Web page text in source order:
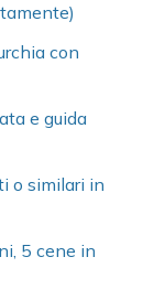
con
e guida
o similari in
5 cene in